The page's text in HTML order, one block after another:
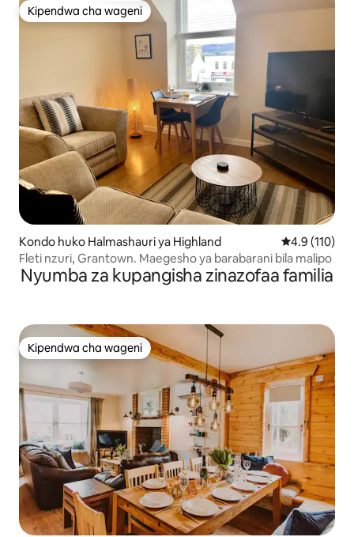
Kipendwa cha wageni
Kipendwa cha wageni
Kondo huko Halmashauri ya Highland Ukadiriaji wa
4.9 (110)
Fleti nzuri, Grantown. Maegesho ya barabarani bila malipo
Nyumba za kupangisha zinazofaa familia
Kipendwa cha wageni
Kipendwa cha wageni